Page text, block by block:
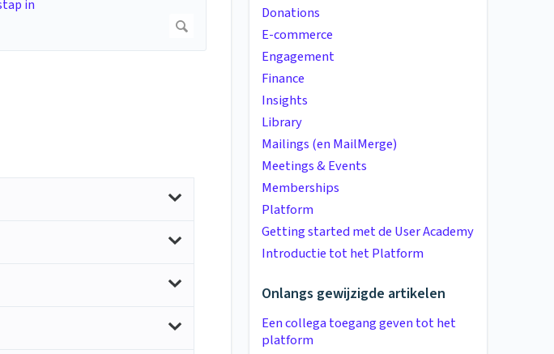
Donations
E-commerce
Engagement
Finance
Insights
Library
Mailings (en MailMerge)
Meetings & Events
Memberships
Platform
Getting started met de User Academy
Introductie tot het Platform
Onlangs gewijzigde artikelen
Een collega toegang geven tot het
platform